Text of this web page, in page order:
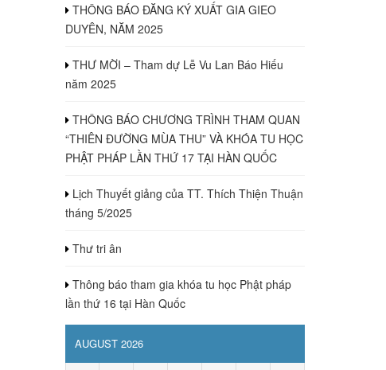
THÔNG BÁO ĐĂNG KÝ XUẤT GIA GIEO
DUYÊN, NĂM 2025
THƯ MỜI – Tham dự Lễ Vu Lan Báo Hiếu
năm 2025
THÔNG BÁO CHƯƠNG TRÌNH THAM QUAN
“THIÊN ĐƯỜNG MÙA THU” VÀ KHÓA TU HỌC
PHẬT PHÁP LẦN THỨ 17 TẠI HÀN QUỐC
Lịch Thuyết giảng của TT. Thích Thiện Thuận
tháng 5/2025
Thư tri ân
Thông báo tham gia khóa tu học Phật pháp
lần thứ 16 tại Hàn Quốc
AUGUST 2026